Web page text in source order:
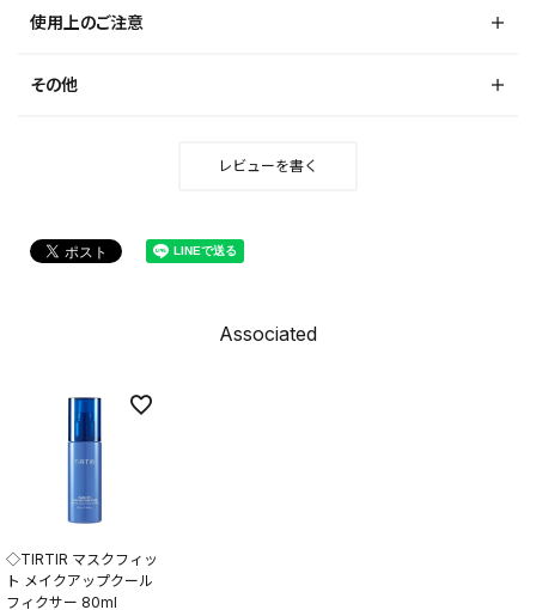
使用上のご注意
その他
レビューを書く
Associated
◇TIRTIR マスクフィッ
ト メイクアップクール
フィクサー 80ml